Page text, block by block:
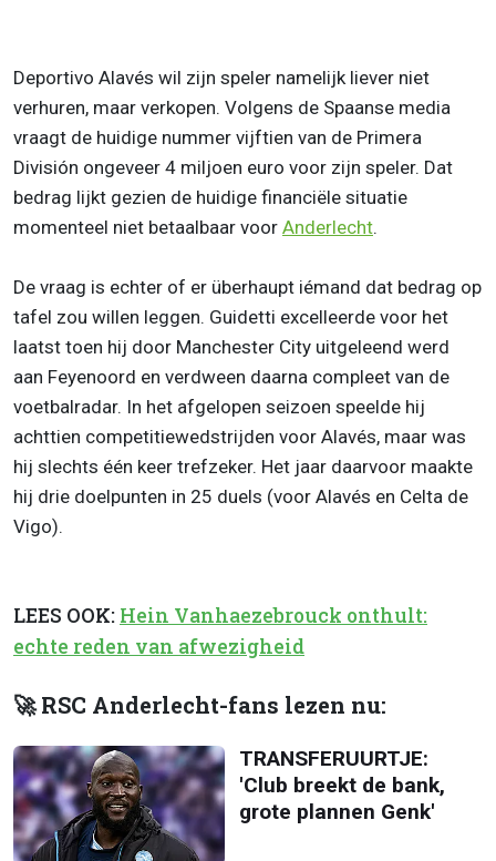
Deportivo Alavés wil zijn speler namelijk liever niet
verhuren, maar verkopen. Volgens de Spaanse media
vraagt de huidige nummer vijftien van de Primera
División ongeveer 4 miljoen euro voor zijn speler. Dat
bedrag lijkt gezien de huidige financiële situatie
momenteel niet betaalbaar voor Anderlecht.
De vraag is echter of er überhaupt iémand dat bedrag op
tafel zou willen leggen. Guidetti excelleerde voor het
laatst toen hij door Manchester City uitgeleend werd
aan Feyenoord en verdween daarna compleet van de
voetbalradar. In het afgelopen seizoen speelde hij
achttien competitiewedstrijden voor Alavés, maar was
hij slechts één keer trefzeker. Het jaar daarvoor maakte
hij drie doelpunten in 25 duels (voor Alavés en Celta de
Vigo).
LEES OOK: Hein Vanhaezebrouck onthult:
echte reden van afwezigheid
🚀 RSC Anderlecht-fans lezen nu:
TRANSFERUURTJE:
'Club breekt de bank,
grote plannen Genk'